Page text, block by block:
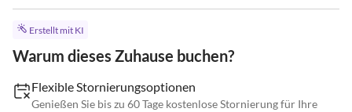
Erstellt mit KI
Warum dieses Zuhause buchen?
Flexible Stornierungsoptionen
Genießen Sie bis zu 60 Tage kostenlose Stornierung für Ihre